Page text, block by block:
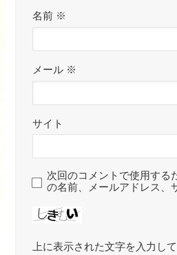
名前 ※
メール ※
サイト
次回のコメントで使用する
の名前、メールアドレス、
上に表示された文字を入力して